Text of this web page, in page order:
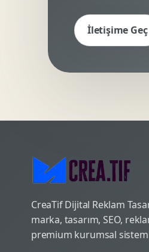
İletişime Geç
CreaTif Dijital Reklam
marka, tasarım, SEO,
premium kurumsal